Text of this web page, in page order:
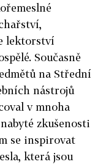
lektorství
Současně
na Střední
nástrojů
v mnoha
zkušenosti
se inspirovat
která jsou